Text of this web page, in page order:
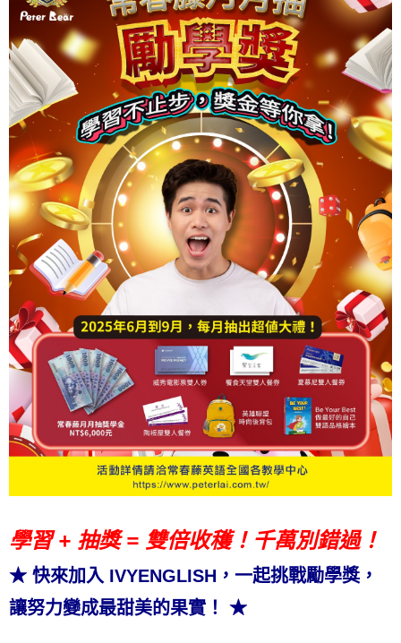
學習 + 抽獎 = 雙倍收穫！千萬別錯過！
★ 快來加入 IVYENGLISH，一起挑戰勵學獎，
讓努力變成最甜美的果實！ ★